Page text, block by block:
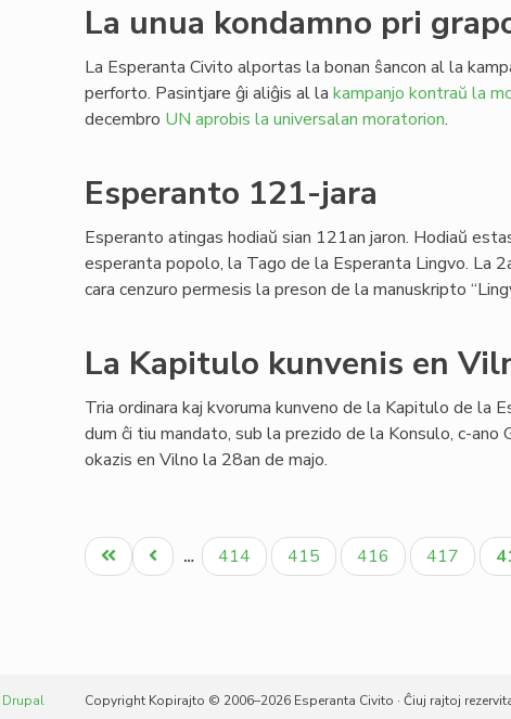
La unua kondamno pri
La Esperanta Civito alportas la bonan ŝancon al la
perforto. Pasintjare ĝi aliĝis al la kampanjo kontraŭ la
decembro UN aprobis la universalan moratorion.
Esperanto 121-jara
Esperanto atingas hodiaŭ sian 121an jaron. Hodiaŭ
esperanta popolo, la Tago de la Esperanta Lingvo. La
cara cenzuro permesis la preson de la manuskripto
La Kapitulo kunvenis en
Tria ordinara kaj kvoruma kunveno de la Kapitulo de la
dum ĉi tiu mandato, sub la prezido de la Konsulo, c-ano
okazis en Vilno la 28an de majo.
Pagination
Unua
paĝo
Antaŭa
paĝo
… Paĝo
414 Paĝo
415 Paĝo
416 Paĝo
417
Drupal Copyright Kopirajto © 2006–2026 Esperanta Civito · Ĉiuj rajtoj